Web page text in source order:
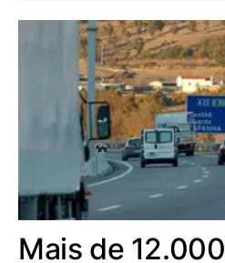
Mais de